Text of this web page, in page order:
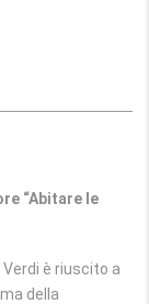
“Abitare le
è riuscito a
della